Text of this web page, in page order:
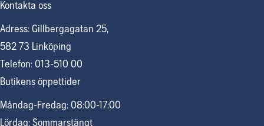
Kontakta oss
Adress: Gillbergagatan 25,
582 73 Linköping
Telefon: 013-510 00
Butikens öppettider
Måndag-Fredag: 08:00-17:00
Lördag: Sommarstängt